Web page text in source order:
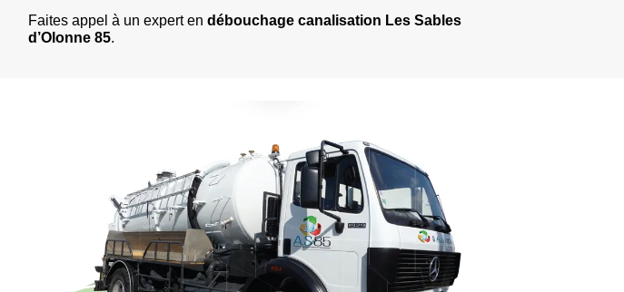
Faites appel à un expert en débouchage canalisation Les Sables
d’Olonne 85.